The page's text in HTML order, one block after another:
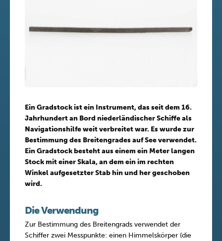
Ein Gradstock ist ein Instrument, das seit dem 16.
Jahrhundert an Bord niederländischer Schiffe als
Navigationshilfe weit verbreitet war. Es wurde zur
Bestimmung des Breitengrades auf See verwendet.
Ein Gradstock besteht aus einem ein Meter langen
Stock mit einer Skala, an dem ein im rechten
Winkel aufgesetzter Stab hin und her geschoben
wird.
Die Verwendung
Zur Bestimmung des Breitengrads verwendet der
Schiffer zwei Messpunkte: einen Himmelskörper (die